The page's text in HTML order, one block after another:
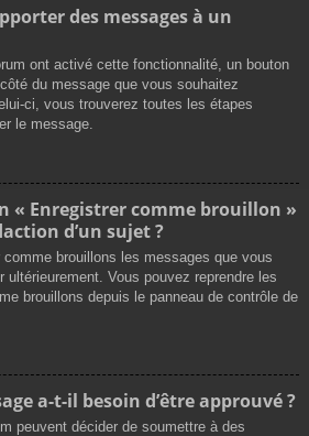
des messages à un
ont activé cette fonctionnalité, un bouton
du message que vous souhaitez
ci, vous trouverez toutes les étapes
le message.
« Enregistrer comme brouillon »
d’un sujet ?
comme brouillons les messages que vous
ultérieurement. Vous pouvez reprendre les
brouillons depuis le panneau de contrôle de
a-t-il besoin d’être approuvé ?
peuvent décider de soumettre à des